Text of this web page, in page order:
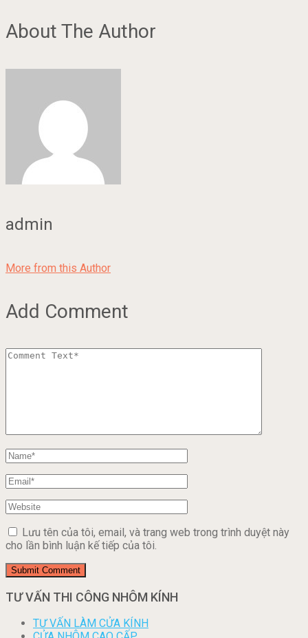
About The Author
admin
More from this Author
Add Comment
Lưu tên của tôi, email, và trang web trong trình duyệt này
cho lần bình luận kế tiếp của tôi.
TƯ VẤN THI CÔNG NHÔM KÍNH
TƯ VẤN LÀM CỬA KÍNH